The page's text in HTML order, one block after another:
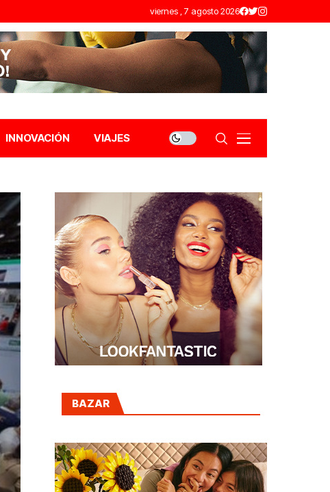
viernes , 7 agosto 2026
INNOVACIÓN VIAJES
BAZAR